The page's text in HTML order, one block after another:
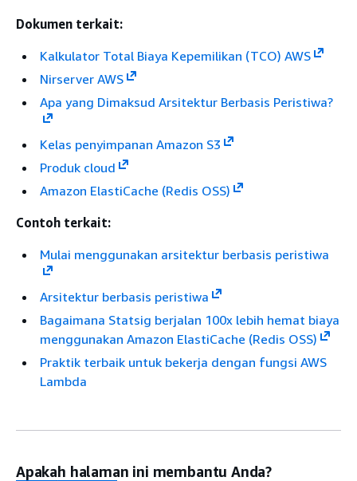
Dokumen terkait:
Kalkulator Total Biaya Kepemilikan (TCO) AWS
Nirserver AWS
Apa yang Dimaksud Arsitektur Berbasis Peristiwa?
Kelas penyimpanan Amazon S3
Produk cloud
Amazon ElastiCache (Redis OSS)
Contoh terkait:
Mulai menggunakan arsitektur berbasis peristiwa
Arsitektur berbasis peristiwa
Bagaimana Statsig berjalan 100x lebih hemat biaya
menggunakan Amazon ElastiCache (Redis OSS)
Praktik terbaik untuk bekerja dengan fungsi AWS
Lambda
Apakah halaman ini membantu Anda?